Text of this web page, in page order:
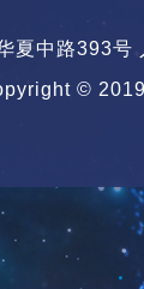
夏中路393号
© 2019